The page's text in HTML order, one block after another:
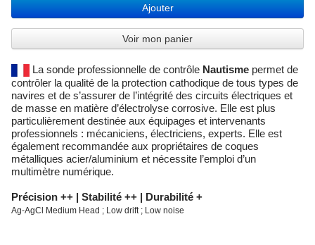
Ajouter
Voir mon panier
La sonde professionnelle de contrôle Nautisme permet de
contrôler la qualité de la protection cathodique de tous types de
navires et de s’assurer de l’intégrité des circuits électriques et
de masse en matière d’électrolyse corrosive. Elle est plus
particulièrement destinée aux équipages et intervenants
professionnels : mécaniciens, électriciens, experts. Elle est
également recommandée aux propriétaires de coques
métalliques acier/aluminium et nécessite l’emploi d’un
multimètre numérique.
Précision ++ | Stabilité ++ | Durabilité +
Ag-AgCl Medium Head ; Low drift ; Low noise